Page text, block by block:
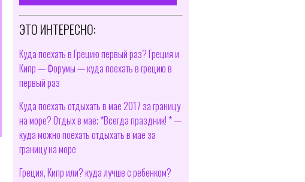
ЭТО ИНТЕРЕСНО:
Куда поехать в Грецию первый раз? Греция и
Кипр — Форумы — куда поехать в грецию в
первый раз
Куда поехать отдыхать в мае 2017 за границу
на море? Отдых в мае; *Всегда праздник! * —
куда можно поехать отдыхать в мае за
границу на море
Греция, Кипр или? куда лучше с ребенком?